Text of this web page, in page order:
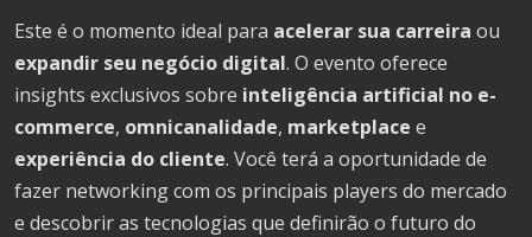
Este é o momento ideal para acelerar sua carreira ou
expandir seu negócio digital. O evento oferece
insights exclusivos sobre inteligência artificial no e-
commerce, omnicanalidade, marketplace e
experiência do cliente. Você terá a oportunidade de
fazer networking com os principais players do mercado
e descobrir as tecnologias que definirão o futuro do